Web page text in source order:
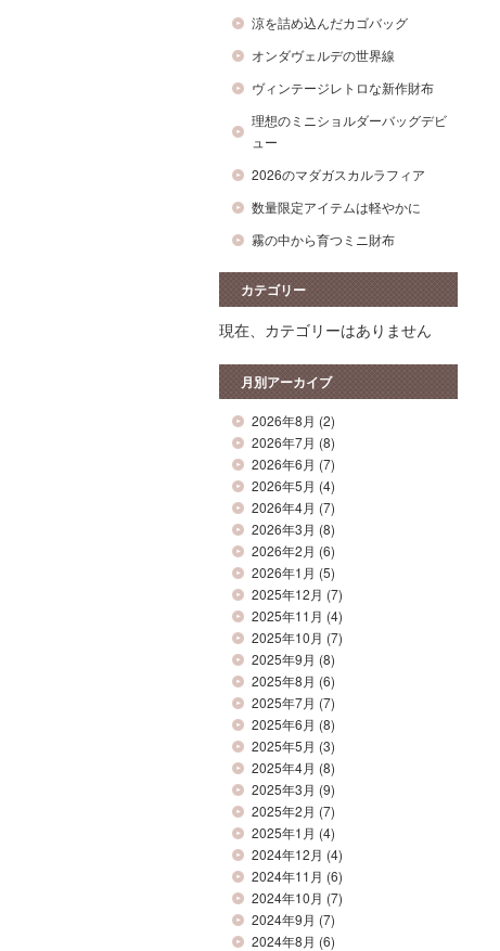
涼を詰め込んだカゴバッグ
オンダヴェルデの世界線
ヴィンテージレトロな新作財布
理想のミニショルダーバッグデビ
ュー
2026のマダガスカルラフィア
数量限定アイテムは軽やかに
霧の中から育つミニ財布
カテゴリー
現在、カテゴリーはありません
月別アーカイブ
2026年8月 (2)
2026年7月 (8)
2026年6月 (7)
2026年5月 (4)
2026年4月 (7)
2026年3月 (8)
2026年2月 (6)
2026年1月 (5)
2025年12月 (7)
2025年11月 (4)
2025年10月 (7)
2025年9月 (8)
2025年8月 (6)
2025年7月 (7)
2025年6月 (8)
2025年5月 (3)
2025年4月 (8)
2025年3月 (9)
2025年2月 (7)
2025年1月 (4)
2024年12月 (4)
2024年11月 (6)
2024年10月 (7)
2024年9月 (7)
2024年8月 (6)